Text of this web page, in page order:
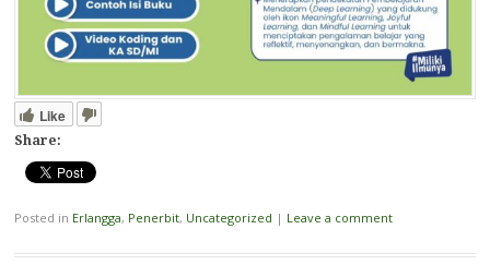
Like
Share:
Posted in Erlangga, Penerbit, Uncategorized | Leave a comment